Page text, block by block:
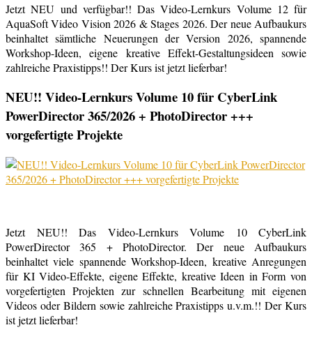
Jetzt NEU und verfügbar!! Das Video-Lernkurs Volume 12 für
AquaSoft Video Vision 2026 & Stages 2026. Der neue Aufbaukurs
beinhaltet sämtliche Neuerungen der Version 2026, spannende
Workshop-Ideen, eigene kreative Effekt-Gestaltungsideen sowie
zahlreiche Praxistipps!! Der Kurs ist jetzt lieferbar!
NEU!! Video-Lernkurs Volume 10 für CyberLink
PowerDirector 365/2026 + PhotoDirector +++
vorgefertigte Projekte
Jetzt NEU!! Das Video-Lernkurs Volume 10 CyberLink
PowerDirector 365 + PhotoDirector. Der neue Aufbaukurs
beinhaltet viele spannende Workshop-Ideen, kreative Anregungen
für KI Video-Effekte, eigene Effekte, kreative Ideen in Form von
vorgefertigten Projekten zur schnellen Bearbeitung mit eigenen
Videos oder Bildern sowie zahlreiche Praxistipps u.v.m.!! Der Kurs
ist jetzt lieferbar!